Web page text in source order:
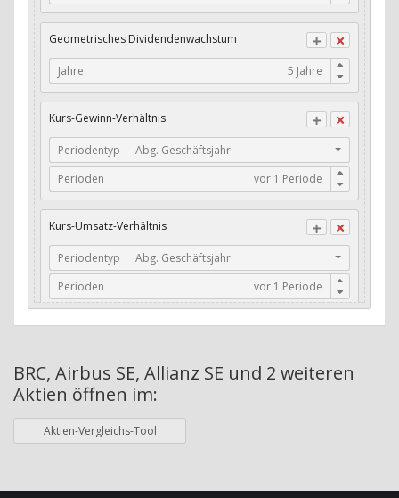
CFO / Interest Expense
Current Ratio
Long-Term Debt to Working Capital
Dividenden-Check
Erwartetes Dividenden-Wachstum
Stabiles Dividenden-Wachstum
Stabiles Absolutes Dividenden-Wachstum
Dividendenkontinuität
Dividendenrendite (angekündigt)
Dividendenrendite (gezahlt)
Adj. Dividendenrendite (Market Cap)
Adj. Dividendenrendite (EV)
Geometrisches Dividendenwachstum
Jahre
Kurs-Gewinn-Verhältnis
Periodentyp
Abg. Geschäftsjahr
Perioden
Kurs-Umsatz-Verhältnis
Periodentyp
Abg. Geschäftsjahr
Perioden
Periodentyp
Jahre
Perioden
Qualitäts-Score
ø Eigenkapitalrendite
BRC, Airbus SE, Allianz SE und 2 weiteren
Aktien öffnen im:
Aktien-Vergleichs-Tool